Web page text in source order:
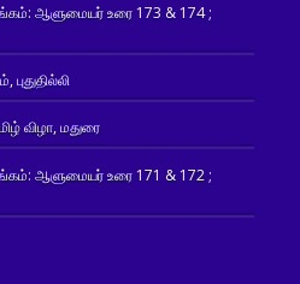
ஆளுமையர் உரை 173 & 174 ;
விழா, மதுரை
ஆளுமையர் உரை 171 & 172 ;